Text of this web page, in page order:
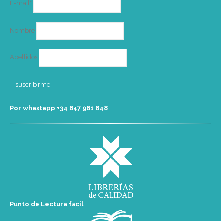
E-mail*
Nombre
Apellidos
Por whastapp +34 ‭647 961 848‬
Punto de Lectura fácil